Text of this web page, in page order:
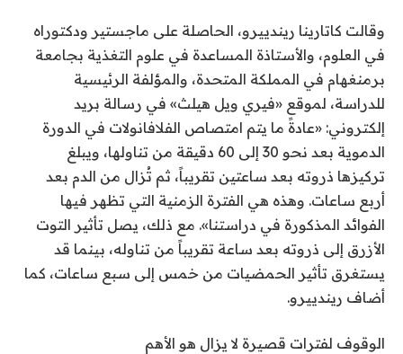
وقالت كاتارينا ريندييرو، الحاصلة على ماجستير ودكتوراه
في العلوم، والأستاذة المساعدة في علوم التغذية بجامعة
برمنغهام في المملكة المتحدة، والمؤلفة الرئيسية
للدراسة، لموقع «فيري ويل هيلث» في رسالة بريد
إلكتروني: «عادةً ما يتم امتصاص الفلافانولات في الدورة
الدموية بعد نحو 30 إلى 60 دقيقة من تناولها، ويبلغ
تركيزها ذروته بعد ساعتين تقريباً، ثم تُزال من الدم بعد
أربع ساعات. وهذه هي الفترة الزمنية التي تظهر فيها
الفوائد المذكورة في دراستنا». مع ذلك، يصل تأثير التوت
الأزرق إلى ذروته بعد ساعة تقريباً من تناوله، بينما قد
يستغرق تأثير الحمضيات من خمس إلى سبع ساعات، كما
أضاف ريندييرو.
الوقوف لفترات قصيرة لا يزال هو الأهم